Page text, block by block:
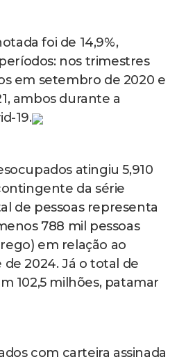
foi de 14,9%,
nos trimestres
em setembro de 2020 e
ambos durante a
19.
atingiu 5,910
da série
de pessoas representa
788 mil pessoas
em relação ao
2024. Já o total de
102,5 milhões, patamar
com carteira assinada